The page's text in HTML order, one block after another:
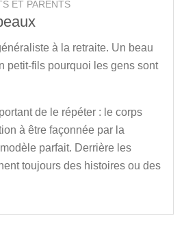
ET PARENTS
à la retraite. Un beau
petit-fils pourquoi les gens sont
de le répéter : le corps
à être façonnée par la
parfait. Derrière les
toujours des histoires ou des